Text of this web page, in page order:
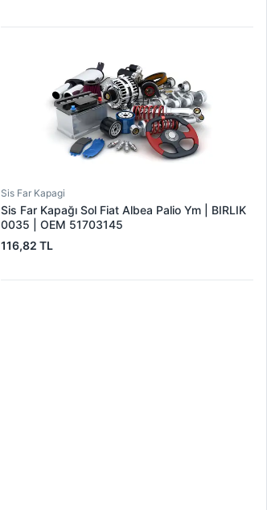
Sis Far Kapagi
Sis Far Kapağı Sol Fiat Albea Palio Ym | BIRLIK
0035 | OEM 51703145
116,82 TL